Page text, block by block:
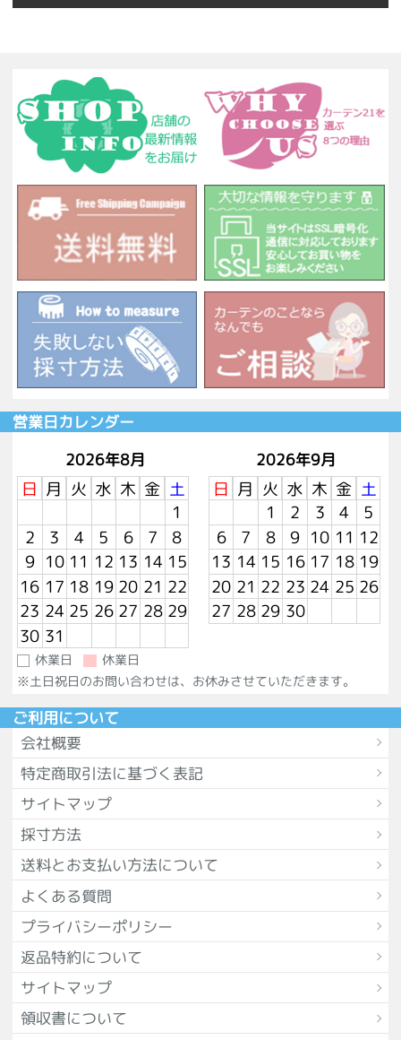
営業日カレンダー
2026年8月
日 月 火 水 木 金 土
1
2
3 4 5 6 7
8
9 10 11 12 13 14 15
16 17 18 19 20 21 22
23 24 25 26 27 28 29
30 31
2026年9月
日 月 火 水 木 金 土
1
2 3 4
5
6
7 8 9 10 11 12
13 14 15 16 17 18 19
20 21 22 23 24 25 26
27 28 29 30
休業日
休業日
※土日祝日のお問い合わせは、お休みさせていただきます。
ご利用について
会社概要
特定商取引法に基づく表記
サイトマップ
採寸方法
送料とお支払い方法について
よくある質問
プライバシーポリシー
返品特約について
サイトマップ
領収書について